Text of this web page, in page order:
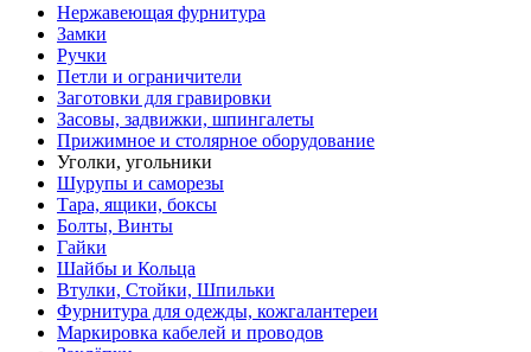
Нержавеющая фурнитура
Замки
Ручки
Петли и ограничители
Заготовки для гравировки
Засовы, задвижки, шпингалеты
Прижимное и столярное оборудование
Уголки, угольники
Шурупы и саморезы
Тара, ящики, боксы
Болты, Винты
Гайки
Шайбы и Кольца
Втулки, Стойки, Шпильки
Фурнитура для одежды, кожгалантереи
Маркировка кабелей и проводов